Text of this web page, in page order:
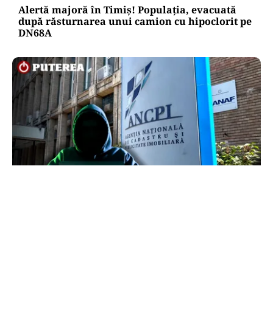
Alertă majoră în Timiș! Populația, evacuată
după răsturnarea unui camion cu hipoclorit pe
DN68A